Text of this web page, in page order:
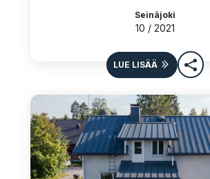
Seinäjoki
10 / 2021
LUE LISÄÄ